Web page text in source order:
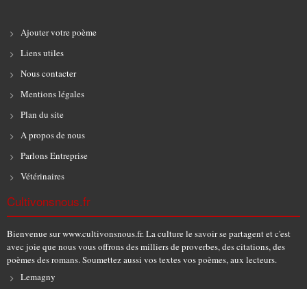
Ajouter votre poème
Liens utiles
Nous contacter
Mentions légales
Plan du site
A propos de nous
Parlons Entreprise
Vétérinaires
Cultivonsnous.fr
Bienvenue sur www.cultivonsnous.fr. La culture le savoir se partagent et c'est
avec joie que nous vous offrons des milliers de proverbes, des citations, des
poèmes des romans. Soumettez aussi vos textes vos poèmes, aux lecteurs.
Lemagny